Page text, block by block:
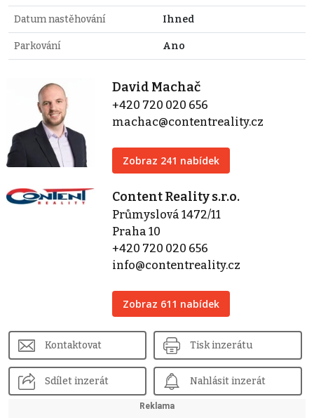
Datum nastěhování Ihned
Parkování Ano
David Machač
+420 720 020 656
machac@contentreality.cz
Zobraz 241 nabídek
Content Reality s.r.o.
Průmyslová 1472/11
Praha 10
+420 720 020 656
info@contentreality.cz
Zobraz 611 nabídek
Kontaktovat Tisk inzerátu
Sdílet inzerát Nahlásit inzerát